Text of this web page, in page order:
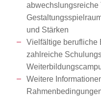
abwechslungsreiche
und Stärken
Vielfältige berufliche
zahlreiche
Weitere